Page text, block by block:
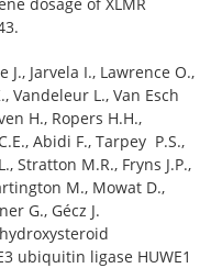
Jarvela I., Lawrence O.,
Vandeleur L., Van Esch
H., Ropers H.H.,
Abidi F., Tarpey P.S.,
Stratton M.R., Fryns J.P.,
M., Mowat D.,
G., Gécz J.
ubiquitin ligase HUWE1